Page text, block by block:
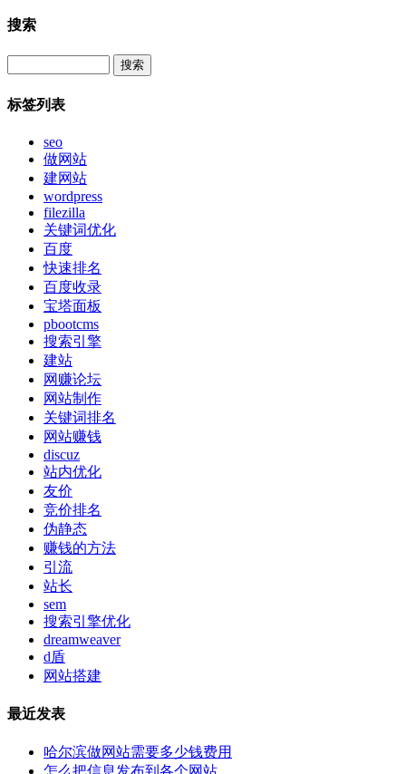
搜索
标签列表
seo
做网站
建网站
wordpress
filezilla
关键词优化
百度
快速排名
百度收录
宝塔面板
pbootcms
搜索引擎
建站
网赚论坛
网站制作
关键词排名
网站赚钱
discuz
站内优化
友价
竞价排名
伪静态
赚钱的方法
引流
站长
sem
搜索引擎优化
dreamweaver
d盾
网站搭建
最近发表
哈尔滨做网站需要多少钱费用